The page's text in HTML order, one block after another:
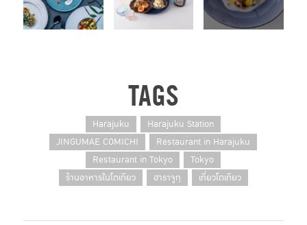
TAGS
Harajuku
Harajuku Station
JINGUMAE COMICHI
Restaurant in Harajuku
Restaurant in Tokyo
Tokyo
ร้านอาหารในโตเกียว
ฮาราจูกุ เที่ยวโตเกียว